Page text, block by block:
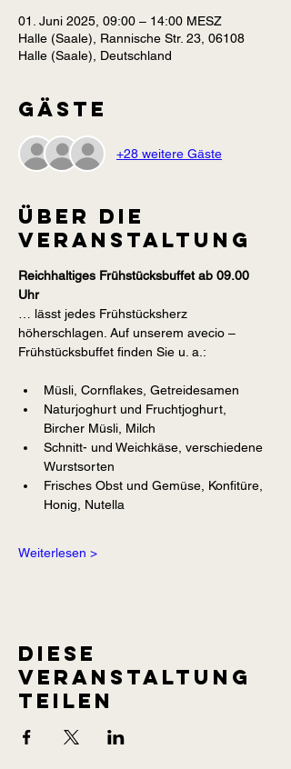
01. Juni 2025, 09:00 – 14:00 MESZ
Halle (Saale), Rannische Str. 23, 06108
Halle (Saale), Deutschland
Gäste
+28 weitere Gäste
Über die
Veranstaltung
Reichhaltiges Frühstücksbuffet ab 09.00
Uhr
… lässt jedes Frühstücksherz
höherschlagen. Auf unserem avecio –
Frühstücksbuffet finden Sie u. a.:
Müsli, Cornflakes, Getreidesamen
Naturjoghurt und Fruchtjoghurt,
Bircher Müsli, Milch
Schnitt- und Weichkäse, verschiedene
Wurstsorten
Frisches Obst und Gemüse, Konfitüre,
Honig, Nutella
Weiterlesen >
Diese
Veranstaltung
teilen